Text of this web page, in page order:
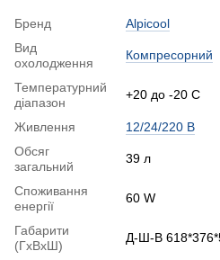
Бренд
Alpicool
Вид
охолодження
Компресорний
Температурний
діапазон
+20 до -20 С
Живлення
12/24/220 В
Обсяг
загальний
39 л
Споживання
енергії
60 W
Габарити
(ГхВхШ)
Д-Ш-В